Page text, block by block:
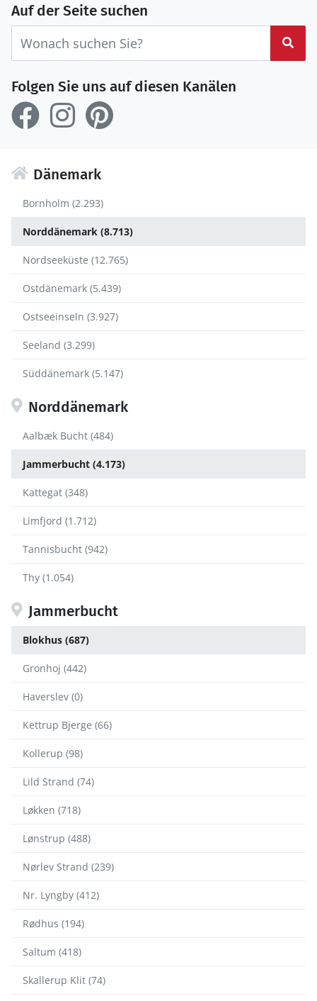
Auf der Seite suchen
Folgen Sie uns auf diesen Kanälen
Dänemark
Bornholm (2.293)
Norddänemark (8.713)
Nordseeküste (12.765)
Ostdänemark (5.439)
Ostseeinseln (3.927)
Seeland (3.299)
Süddänemark (5.147)
Norddänemark
Aalbæk Bucht (484)
Jammerbucht (4.173)
Kattegat (348)
Limfjord (1.712)
Tannisbucht (942)
Thy (1.054)
Jammerbucht
Blokhus (687)
Gronhoj (442)
Haverslev (0)
Kettrup Bjerge (66)
Kollerup (98)
Lild Strand (74)
Løkken (718)
Lønstrup (488)
Nørlev Strand (239)
Nr. Lyngby (412)
Rødhus (194)
Saltum (418)
Skallerup Klit (74)